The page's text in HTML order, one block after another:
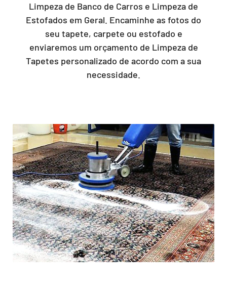
Limpeza de Banco de Carros e Limpeza de
Estofados em Geral. Encaminhe as fotos do
seu tapete, carpete ou estofado e
enviaremos um orçamento de Limpeza de
Tapetes personalizado de acordo com a sua
necessidade.